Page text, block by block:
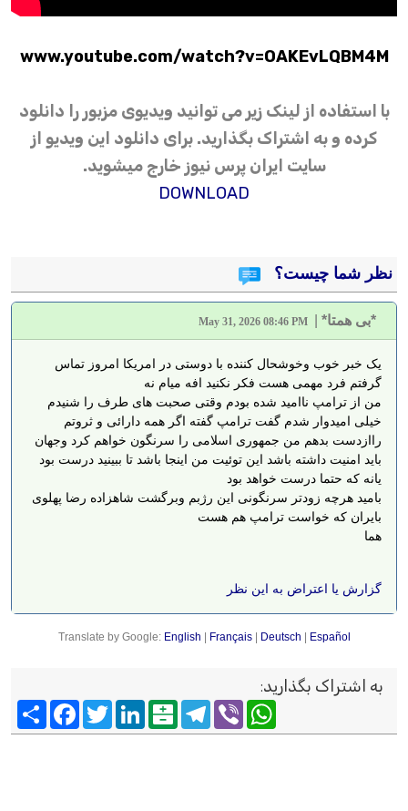
www.youtube.com/watch?v=OAKEvLQBM4M
با استفاده از لینک زیر می توانید ویدیوی مزبور را دانلود
کرده و به اشتراک بگذارید. برای دانلود این ویدیو از
سایت ایران پرس نیوز خارج میشوید.
DOWNLOAD
نظر شما چیست؟
*بی همتا* May 31, 2026 08:46 PM
یک خبر خوب وخوشحال کننده با دوستی در امریکا امروز تماس
گرفتم فرد مهمی هست فکر نکنید افه میام نه
من از ترامپ ناامید شده بودم وقتی صحبت های طرف را شنیدم
خیلی امیدوار شدم گفت ترامپ گفته اگر همه دارائی و ثروتم
راازدست بدهم من جمهوری اسلامی را سرنگون خواهم کرد وجهان
باید امنیت داشته باشد این توئیت من اینجا باشد تا ببینید درست بود
یانه ‌که حتما درست خواهد بود
بامید هرچه زودتر سرنگونی این رژبم وبرگشت شاهزاده رضا پهلوی
بایران که خواست ترامپ هم هست
هما
گزارش یا اعتراض به این نظر
Translate by Google: English Français| Deutsch Español
به اشتراک بگذارید:
FacebookTwitter
LinkedInBalatarin
TelegramViber
WhatsApp